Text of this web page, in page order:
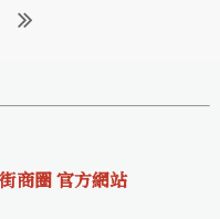
商圈 官方網站